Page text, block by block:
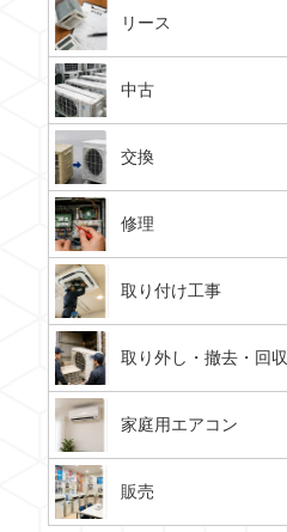
リース
中古
交換
修理
取り付け工事
取り外し・撤去・回収
家庭用エアコン
販売